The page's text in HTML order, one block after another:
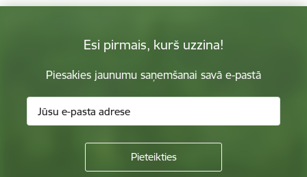
Esi pirmais, kurš uzzina!
Piesakies jaunumu saņemšanai savā e-pastā